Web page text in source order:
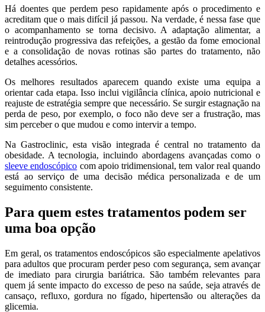
Há doentes que perdem peso rapidamente após o procedimento e
acreditam que o mais difícil já passou. Na verdade, é nessa fase que
o acompanhamento se torna decisivo. A adaptação alimentar, a
reintrodução progressiva das refeições, a gestão da fome emocional
e a consolidação de novas rotinas são partes do tratamento, não
detalhes acessórios.
Os melhores resultados aparecem quando existe uma equipa a
orientar cada etapa. Isso inclui vigilância clínica, apoio nutricional e
reajuste de estratégia sempre que necessário. Se surgir estagnação na
perda de peso, por exemplo, o foco não deve ser a frustração, mas
sim perceber o que mudou e como intervir a tempo.
Na Gastroclinic, esta visão integrada é central no tratamento da
obesidade. A tecnologia, incluindo abordagens avançadas como o
sleeve endoscópico com apoio tridimensional, tem valor real quando
está ao serviço de uma decisão médica personalizada e de um
seguimento consistente.
Para quem estes tratamentos podem ser
uma boa opção
Em geral, os tratamentos endoscópicos são especialmente apelativos
para adultos que procuram perder peso com segurança, sem avançar
de imediato para cirurgia bariátrica. São também relevantes para
quem já sente impacto do excesso de peso na saúde, seja através de
cansaço, refluxo, gordura no fígado, hipertensão ou alterações da
glicemia.